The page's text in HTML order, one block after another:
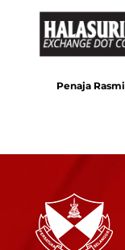
Penaja Rasmi